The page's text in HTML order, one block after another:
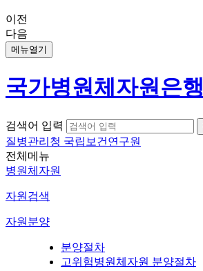
이전
다음
메뉴열기
국가병원체자원은행
검색어 입력
질병관리청 국립보건연구원
전체메뉴
병원체자원
자원검색
자원분양
분양절차
고위험병원체자원 분양절차